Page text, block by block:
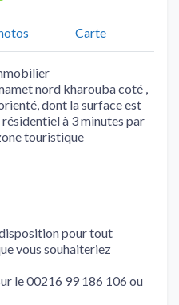
Carte
nord kharouba coté ,
dont la surface est
à 3 minutes par
touristique
pour tout
vous souhaiteriez
le 00216 99 186 106 ou